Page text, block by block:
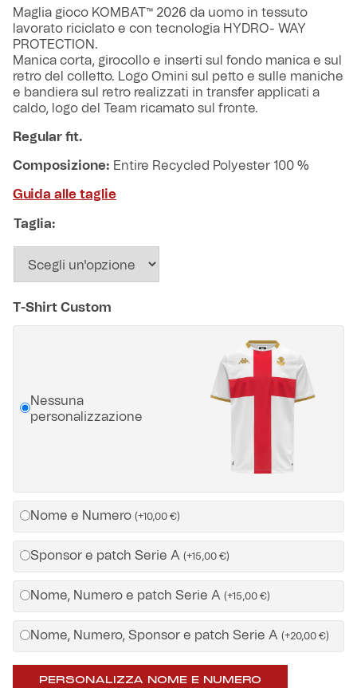
Robe di Kappa x Genoa
Vintage Collection
Red&Blue Voices
Kids
Accessori
Party
Outlet
Helan x Genoa
Fortissimo batte il mio cuor
originale
era:
attuale
è:
Maglia gioco KOMBAT™ 2026 da uomo in tessuto
lavorato riciclato e con tecnologia HYDRO- WAY
PROTECTION.
Manica corta, girocollo e inserti sul fondo manica e sul
retro del colletto. Logo Omini sul petto e sulle maniche
e bandiera sul retro realizzati in transfer applicati a
caldo, logo del Team ricamato sul fronte.
Regular fit.
Composizione: Entire Recycled Polyester 100 %
Guida alle taglie
Taglia:
T-Shirt Custom
Nessuna
personalizzazione
Nome e Numero (+10,00 €)
Sponsor e patch Serie A (+15,00 €)
Nome, Numero e patch Serie A (+15,00 €)
Nome, Numero, Sponsor e patch Serie A (+20,00 €)
PERSONALIZZA NOME E NUMERO